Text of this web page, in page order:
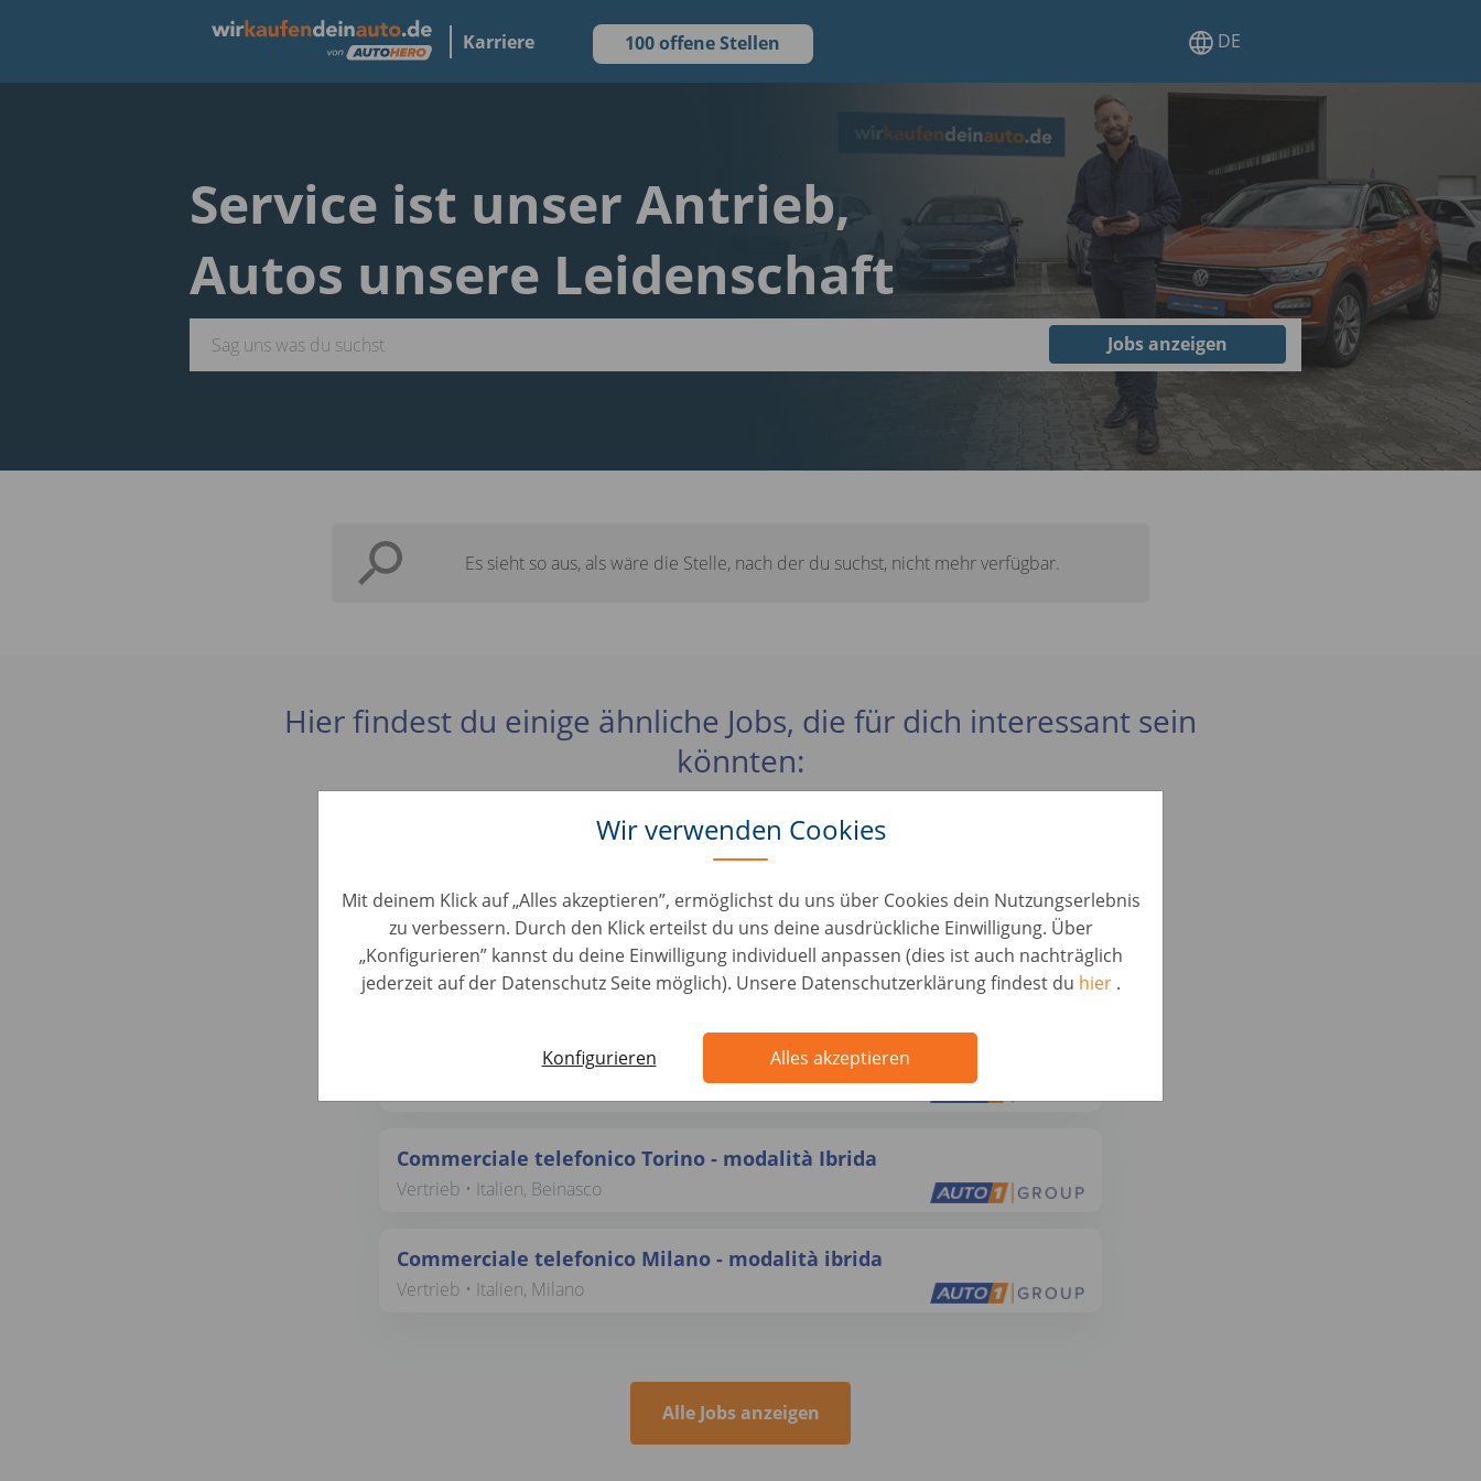
Karriere 100 offene Stellen DE
Wir verwenden Cookies
Mit deinem Klick auf „Alles akzeptieren”, ermöglichst du uns über Cookies dein Nutzungserlebnis
zu verbessern. Durch den Klick erteilst du uns deine ausdrückliche Einwilligung. Über
„Konfigurieren” kannst du deine Einwilligung individuell anpassen (dies ist auch nachträglich
jederzeit auf der Datenschutz Seite möglich). Unsere Datenschutzerklärung findest du hier .
Konfigurieren Alles akzeptieren
Service ist unser Antrieb,
Autos unsere Leidenschaft
Jobs anzeigen
Es sieht so aus, als wäre die Stelle, nach der du suchst, nicht mehr verfügbar.
Hier findest du einige ähnliche Jobs, die für dich interessant sein
könnten:
Vertrieb • Italien, Milano
Commerciale telefonico Napoli - Modalità Ibrida
Vertrieb • Italien, Napoli
Commerciale telefonico Bari - modalità Ibrida
Commerciale telefonico Torino - modalità Ibrida
Vertrieb • Italien, Beinasco
Commerciale telefonico Milano - modalità ibrida
Vertrieb • Italien, Milano
Alle Jobs anzeigen